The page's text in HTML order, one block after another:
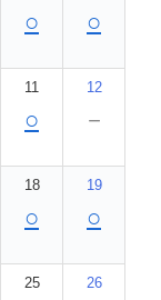
○ ○
11
○
12
－
18
○
19
○
25 26